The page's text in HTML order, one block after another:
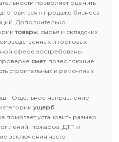
позволяет оценить
к продаже бизнеса
Дополнительно
товары, сырья и складских
и торговых
сфере востребованы
смет, позволяющие
строительных и ремонтных
- Отдельное направление
ущерб.
помогает установить размер
пожаров, ДТП и
заключения часто